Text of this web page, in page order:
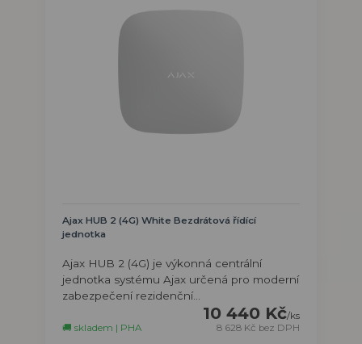
Ajax HUB 2 (4G) White Bezdrátová řídící
jednotka
Ajax HUB 2 (4G) je výkonná centrální
jednotka systému Ajax určená pro moderní
zabezpečení rezidenční...
10 440 Kč/ks
8 628 Kč bez DPH
🚚 skladem | PHA